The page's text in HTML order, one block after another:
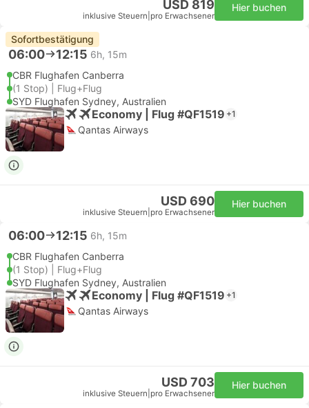
USD 819
inklusive Steuern pro Erwachsener
Hier buchen
Sofortbestätigung
06:00 12:15 6h, 15m
CBR Flughafen Canberra
(1 Stop) | Flug+Flug
SYD Flughafen Sydney, Australien
Economy | Flug #QF1519 +1
Qantas Airways
USD 690
inklusive Steuern pro Erwachsener
Hier buchen
06:00 12:15 6h, 15m
CBR Flughafen Canberra
(1 Stop) | Flug+Flug
SYD Flughafen Sydney, Australien
Economy | Flug #QF1519 +1
Qantas Airways
USD 703
inklusive Steuern pro Erwachsener
Hier buchen